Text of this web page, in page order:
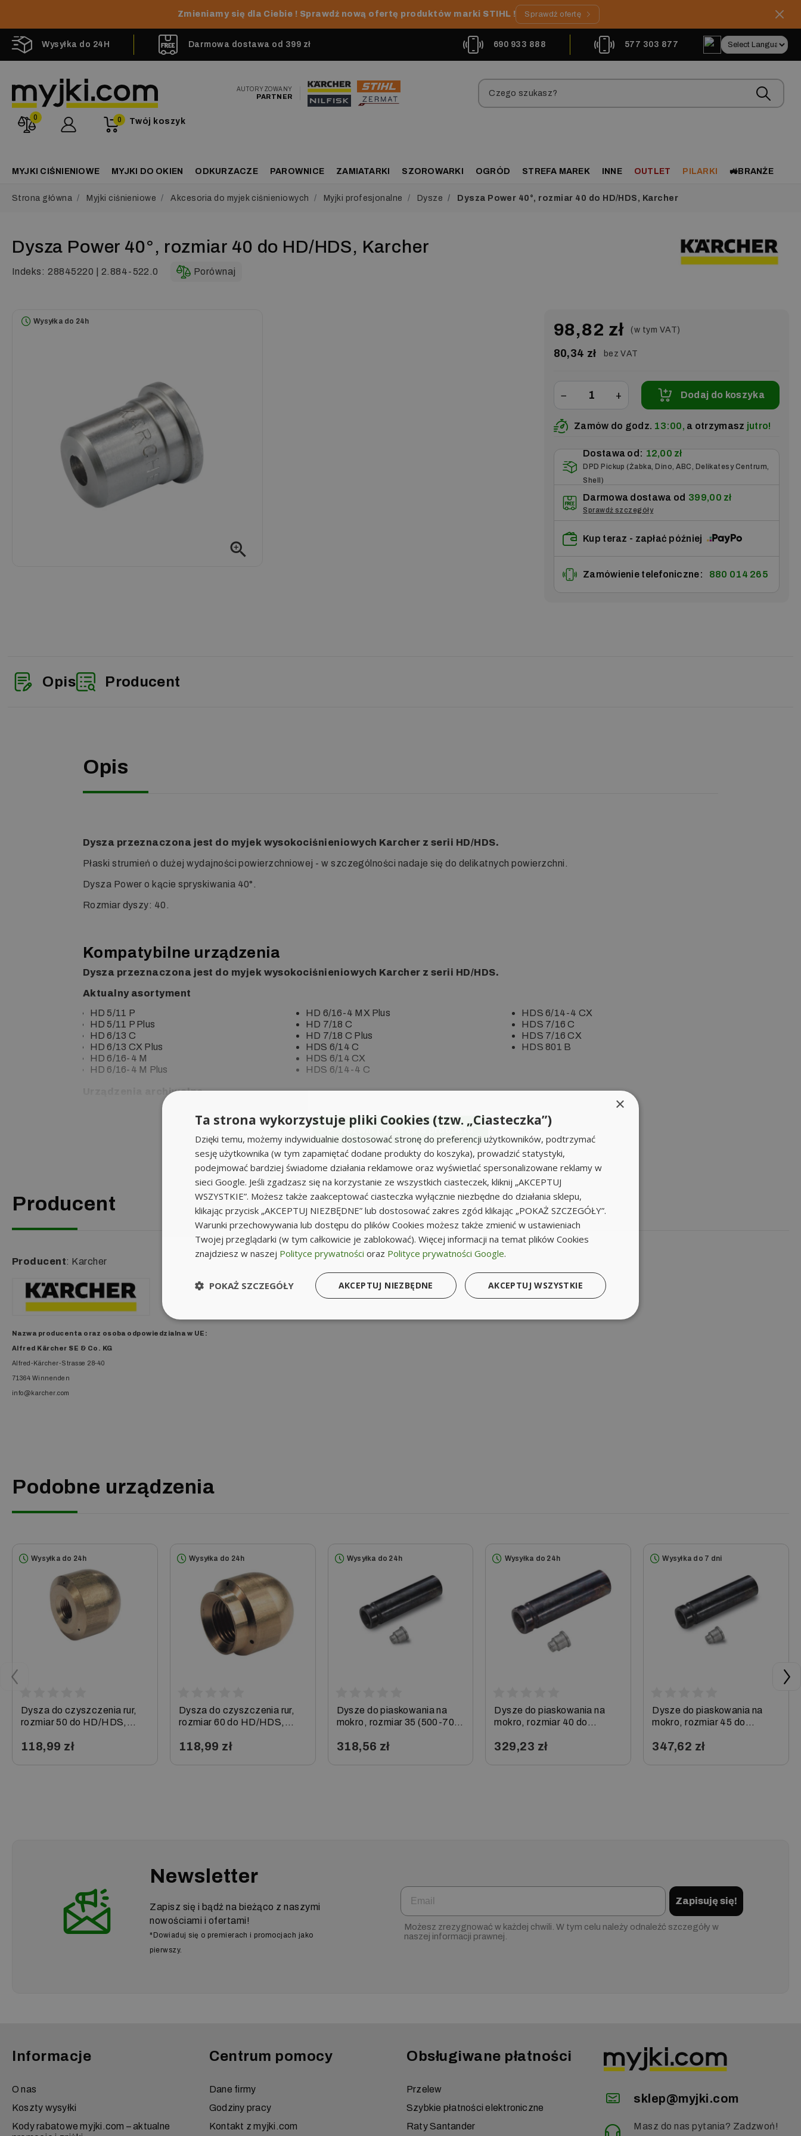
Zmieniamy się dla Ciebie ! Sprawdź nową ofertę produktów marki STIHL ! Sprawdź ofertę
Wysyłka do 24H Darmowa dostawa od 399 zł 690 933 888 577 303 877
AUTORYZOWANY
PARTNER
0 Twój koszyk
0
MYJKI CIŚNIENIOWE MYJKI DO OKIEN ODKURZACZE PAROWNICE ZAMIATARKI SZOROWARKI OGRÓD STREFA MAREK INNE OUTLET PILARKI 🚜BRANŻE
Strona główna Myjki ciśnieniowe Akcesoria do myjek ciśnieniowych Myjki profesjonalne Dysze Dysza Power 40°, rozmiar 40 do HD/HDS, Karcher
Dysza Power 40°, rozmiar 40 do HD/HDS, Karcher
Indeks: 28845220 | 2.884-522.0 Porównaj
Wysyłka do 24h
zoom_in
98,82 zł (w tym VAT)
80,34 zł bez VAT
− + Dodaj do koszyka
Zamów do godz. 13:00, a otrzymasz jutro!
Dostawa od: 12,00 zł
DPD Pickup (Żabka, Dino, ABC, Delikatesy Centrum,
Shell)
Darmowa dostawa od 399,00 zł
Sprawdź szczegóły
Kup teraz - zapłać później
Zamówienie telefoniczne: 880 014 265
Opis Producent
Opis
Dysza przeznaczona jest do myjek wysokociśnieniowych Karcher z serii HD/HDS.
Płaski strumień o dużej wydajności powierzchniowej - w szczególności nadaje się do delikatnych powierzchni.
Dysza Power o kącie spryskiwania 40°.
Rozmiar dyszy: 40.
Kompatybilne urządzenia
Dysza przeznaczona jest do myjek wysokociśnieniowych Karcher z serii HD/HDS.
Aktualny asortyment
HD 5/11 P
HD 5/11 P Plus
HD 6/13 C
HD 6/13 CX Plus
HD 6/16-4 M
HD 6/16-4 M Plus
HD 6/16-4 MX Plus
HD 7/18 C
HD 7/18 C Plus
HDS 6/14 C
HDS 6/14 CX
HDS 6/14-4 C
HDS 6/14-4 CX
HDS 7/16 C
HDS 7/16 CX
HDS 801 B
Urządzenia archiwalne
Rozwiń pełen opis produktu
Producent
Producent: Karcher
Nazwa producenta oraz osoba odpowiedzialna w UE :
Alfred Kärcher SE & Co. KG
Alfred-Kärcher-Strasse 28-40
71364 Winnenden
info@karcher.com
Podobne urządzenia
Wysyłka do 24h
Dysza do czyszczenia rur,
rozmiar 50 do HD/HDS,
118,99 zł
Wysyłka do 24h
Dysza do czyszczenia rur,
rozmiar 60 do HD/HDS,
118,99 zł
Wysyłka do 24h
Dysze do piaskowania na
mokro, rozmiar 35 (500-700
318,56 zł
Wysyłka do 24h
Dysze do piaskowania na
mokro, rozmiar 40 do
329,23 zł
Wysyłka do 7 dni
Dysze do piaskowania na
mokro, rozmiar 45 do
347,62 zł
Newsletter
Zapisz się i bądź na bieżąco z naszymi
nowościami i ofertami!
*Dowiaduj się o premierach i promocjach jako
pierwszy.
Email
Zapisuję się!
Możesz zrezygnować w każdej chwili. W tym celu należy odnaleźć szczegóły w
naszej informacji prawnej.
Informacje
O nas
Koszty wysyłki
Kody rabatowe myjki.com – aktualne
Centrum pomocy
Dane firmy
Godziny pracy
Kontakt z myjki.com
Obsługiwane płatności
Przelew
Szybkie płatności elektroniczne
Raty Santander
sklep@myjki.com
Masz do nas pytania? Zadzwoń!
×
Ta strona wykorzystuje pliki Cookies (tzw. „Ciasteczka”)
Dzięki temu, możemy indywidualnie dostosować stronę do preferencji użytkowników, podtrzymać
sesję użytkownika (w tym zapamiętać dodane produkty do koszyka), prowadzić statystyki,
podejmować bardziej świadome działania reklamowe oraz wyświetlać spersonalizowane reklamy w
sieci Google. Jeśli zgadzasz się na korzystanie ze wszystkich ciasteczek, kliknij „AKCEPTUJ
WSZYSTKIE”. Możesz także zaakceptować ciasteczka wyłącznie niezbędne do działania sklepu,
klikając przycisk „AKCEPTUJ NIEZBĘDNE” lub dostosować zakres zgód klikając „POKAŻ SZCZEGÓŁY”.
Warunki przechowywania lub dostępu do plików Cookies możesz także zmienić w ustawieniach
Twojej przeglądarki (w tym całkowicie je zablokować). Więcej informacji na temat plików Cookies
znajdziesz w naszej Polityce prywatności oraz Polityce prywatności Google.
AKCEPTUJ WSZYSTKIE
AKCEPTUJ NIEZBĘDNE
POKAŻ SZCZEGÓŁY